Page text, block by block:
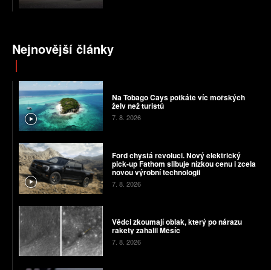
Nejnovější články
Na Tobago Cays potkáte víc mořských
želv než turistů
7. 8. 2026
Ford chystá revoluci. Nový elektrický
pick-up Fathom slibuje nízkou cenu i zcela
novou výrobní technologii
7. 8. 2026
Vědci zkoumají oblak, který po nárazu
rakety zahalil Měsíc
7. 8. 2026